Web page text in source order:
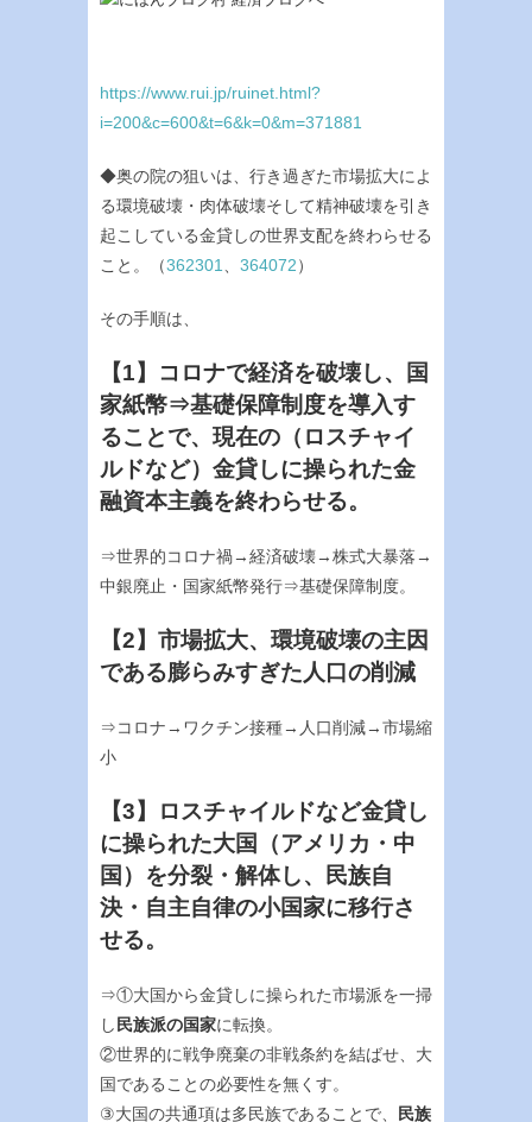
https://www.rui.jp/ruinet.html?
i=200&c=600&t=6&k=0&m=371881
◆奥の院の狙いは、行き過ぎた市場拡大によ
る環境破壊・肉体破壊そして精神破壊を引き
起こしている金貸しの世界支配を終わらせる
こと。（362301、 364072）
その手順は、
【1】コロナで経済を破壊し、国
家紙幣⇒基礎保障制度を導入す
ることで、現在の（ロスチャイ
ルドなど）金貸しに操られた金
融資本主義を終わらせる。
⇒世界的コロナ禍→経済破壊→株式大暴落→
中銀廃止・国家紙幣発行⇒基礎保障制度。
【2】市場拡大、環境破壊の主因
である膨らみすぎた人口の削減
⇒コロナ→ワクチン接種→人口削減→市場縮
小
【3】ロスチャイルドなど金貸し
に操られた大国（アメリカ・中
国）を分裂・解体し、民族自
決・自主自律の小国家に移行さ
せる。
⇒①大国から金貸しに操られた市場派を一掃
し 民族派の国家に転換。
②世界的に戦争廃棄の非戦条約を結ばせ、大
国であることの必要性を無くす。
③大国の共通項は多民族であることで、
民族